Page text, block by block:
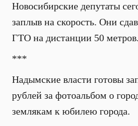
Новосибирские депутаты
заплыв на скорость. Они
ГТО на дистанции 50 метров.
***
Надымские власти готовы
рублей за фотоальбом о
землякам к юбилею города.